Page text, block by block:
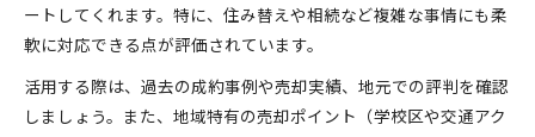
ートしてくれます。特に、住み替えや相続など複雑な事情にも柔
軟に対応できる点が評価されています。
活用する際は、過去の成約事例や売却実績、地元での評判を確認
しましょう。また、地域特有の売却ポイント（学校区や交通アク